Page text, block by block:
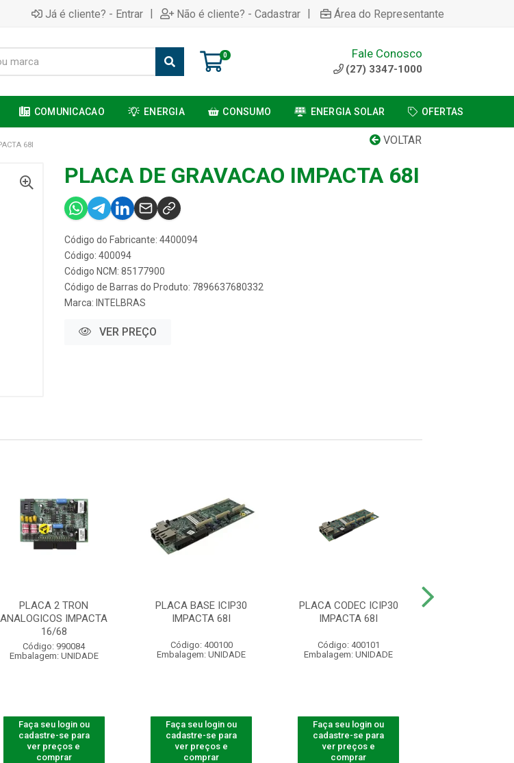
Já é cliente? - Entrar | Não é cliente? - Cadastrar | Área do Representante
0 Fale Conosco
(27) 3347-1000
COMUNICACAO ENERGIA CONSUMO ENERGIA SOLAR OFERTAS
VOLTAR
68I
PLACA DE GRAVACAO IMPACTA 68I
Código do Fabricante: 4400094
Código: 400094
Código NCM: 85177900
Código de Barras do Produto: 7896637680332
Marca: INTELBRAS
VER PREÇO
PLACA 2 TRON
ANALOGICOS IMPACTA
16/68
Código: 990084
Embalagem: UNIDADE
Faça seu login ou
cadastre-se para
ver preços e
comprar
PLACA BASE ICIP30
IMPACTA 68I
Código: 400100
Embalagem: UNIDADE
Faça seu login ou
cadastre-se para
ver preços e
comprar
PLACA CODEC ICIP30
IMPACTA 68I
Código: 400101
Embalagem: UNIDADE
Faça seu login ou
cadastre-se para
ver preços e
comprar